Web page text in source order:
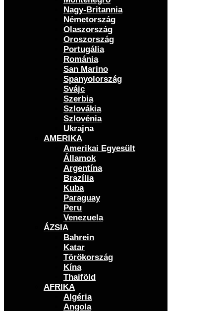
Nagy-Britannia
Németország
Olaszország
Oroszország
Portugália
Románia
San Marino
Spanyolország
Svájc
Szerbia
Szlovákia
Szlovénia
Ukrajna
AMERIKA
Amerikai Egyesült
Államok
Argentína
Brazília
Kuba
Paraguay
Peru
Venezuela
ÁZSIA
Bahrein
Katar
Törökország
Kína
Thaiföld
AFRIKA
Algéria
Angola